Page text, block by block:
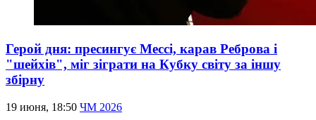
Герой дня: пресингує Мессі, карав Реброва і
"шейхів", міг зіграти на Кубку світу за іншу
збірну
19 июня, 18:50 ЧМ 2026